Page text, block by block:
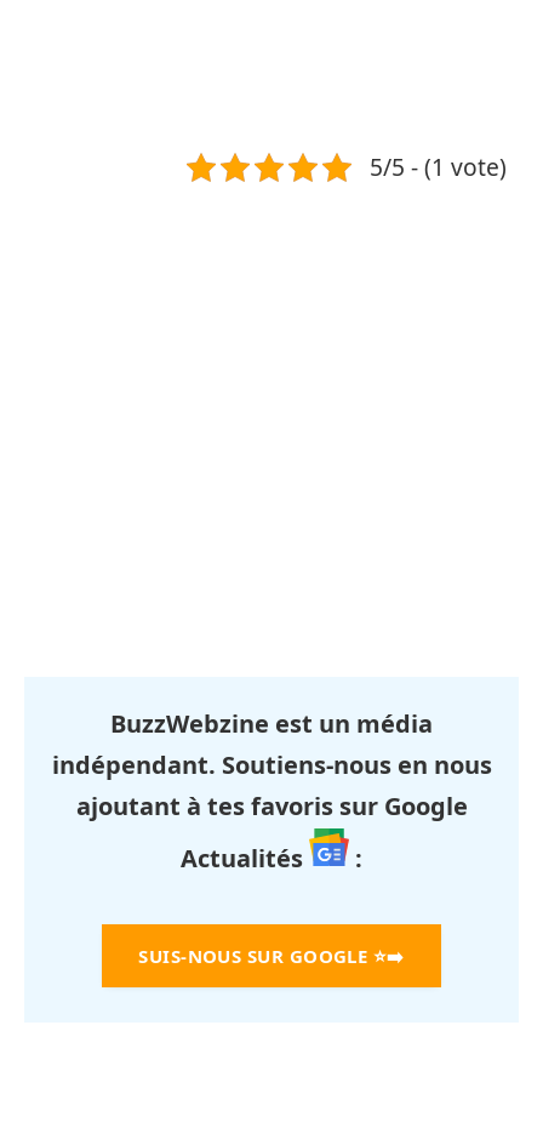
5/5 - (1 vote)
BuzzWebzine est un média
indépendant. Soutiens-nous en nous
ajoutant à tes favoris sur Google
Actualités
:
SUIS-NOUS SUR GOOGLE ⭐➡️